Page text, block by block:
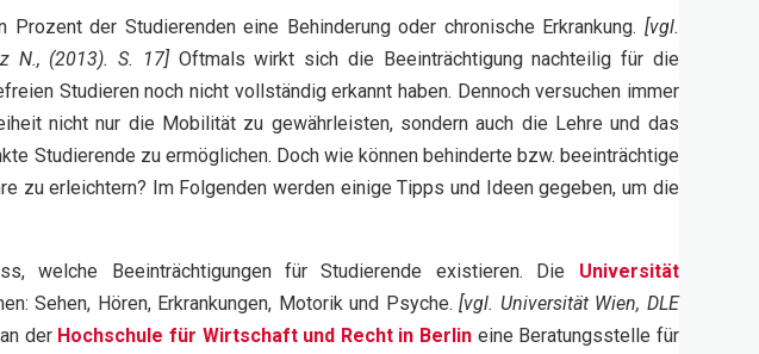
der Studierenden eine Behinderung oder chronische Erkrankung. [vgl.
N., (2013). S. 17] Oftmals wirkt sich die Beeinträchtigung nachteilig für die
Studieren noch nicht vollständig erkannt haben. Dennoch versuchen immer
nicht nur die Mobilität zu gewährleisten, sondern auch die Lehre und das
Studierende zu ermöglichen. Doch wie können behinderte bzw. beeinträchtige
zu erleichtern? Im Folgenden werden einige Tipps und Ideen gegeben, um die
welche Beeinträchtigungen für Studierende existieren. Die Universität
Sehen, Hören, Erkrankungen, Motorik und Psyche.[vgl. Universität Wien, DLE
der Hochschule für Wirtschaft und Recht in Berlin eine Beratungsstelle für